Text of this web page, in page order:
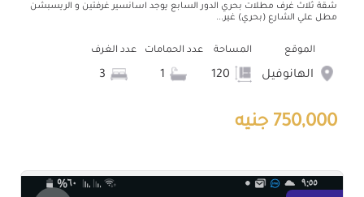
شقة ثلاث غرف مطلات بحري الدور السابع يوجد اسانسير غرفتين و الريسبشن
مطل علي الشارع (بحري) غير...
الموقع
الهانوفيل
المساحة عدد الحمامات عدد الغرف
750,000 جنيه